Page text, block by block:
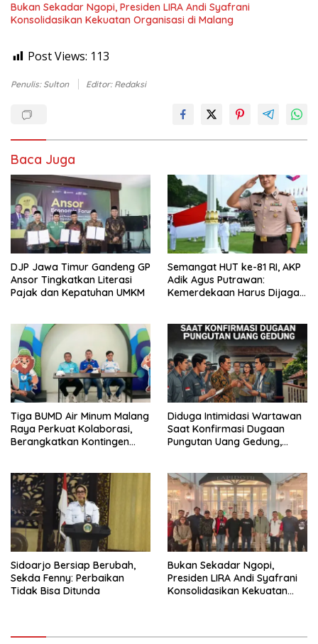
Bukan Sekadar Ngopi, Presiden LIRA Andi Syafrani
Konsolidasikan Kekuatan Organisasi di Malang
Post Views: 113
Penulis: Sulton Editor: Redaksi
Baca Juga
DJP Jawa Timur Gandeng GP
Ansor Tingkatkan Literasi
Pajak dan Kepatuhan UMKM
Semangat HUT ke-81 RI, AKP
Adik Agus Putrawan:
Kemerdekaan Harus Dijaga
Tiga BUMD Air Minum Malang
Raya Perkuat Kolaborasi,
Berangkatkan Kontingen
Diduga Intimidasi Wartawan
Saat Konfirmasi Dugaan
Pungutan Uang Gedung,
Buka suara
Sidoarjo Bersiap Berubah,
Sekda Fenny: Perbaikan
Tidak Bisa Ditunda
Bukan Sekadar Ngopi,
Presiden LIRA Andi Syafrani
Konsolidasikan Kekuatan